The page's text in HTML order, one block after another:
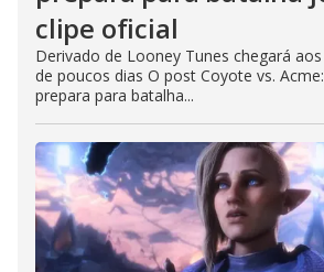
clipe oficial
Derivado de Looney Tunes chegará
de poucos dias O post Coyote vs.
prepara para batalha...